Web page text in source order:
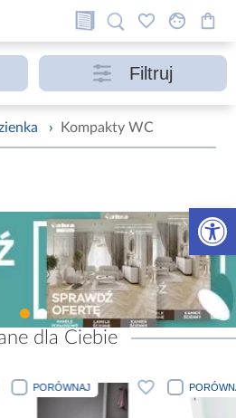
Otwórz
Filtruj
› Kompakty WC
dla Ciebie
PORÓWNAJ